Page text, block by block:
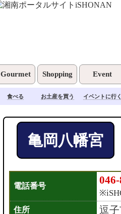
Gourmet Shopping Event
食べる お土産を買う イベントに行
亀岡八幡宮
電話番号
住所 逗